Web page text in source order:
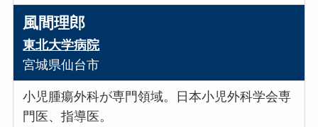
風間理郎
東北大学病院
宮城県仙台市
小児腫瘍外科が専門領域。日本小児外科学会専
門医、指導医。